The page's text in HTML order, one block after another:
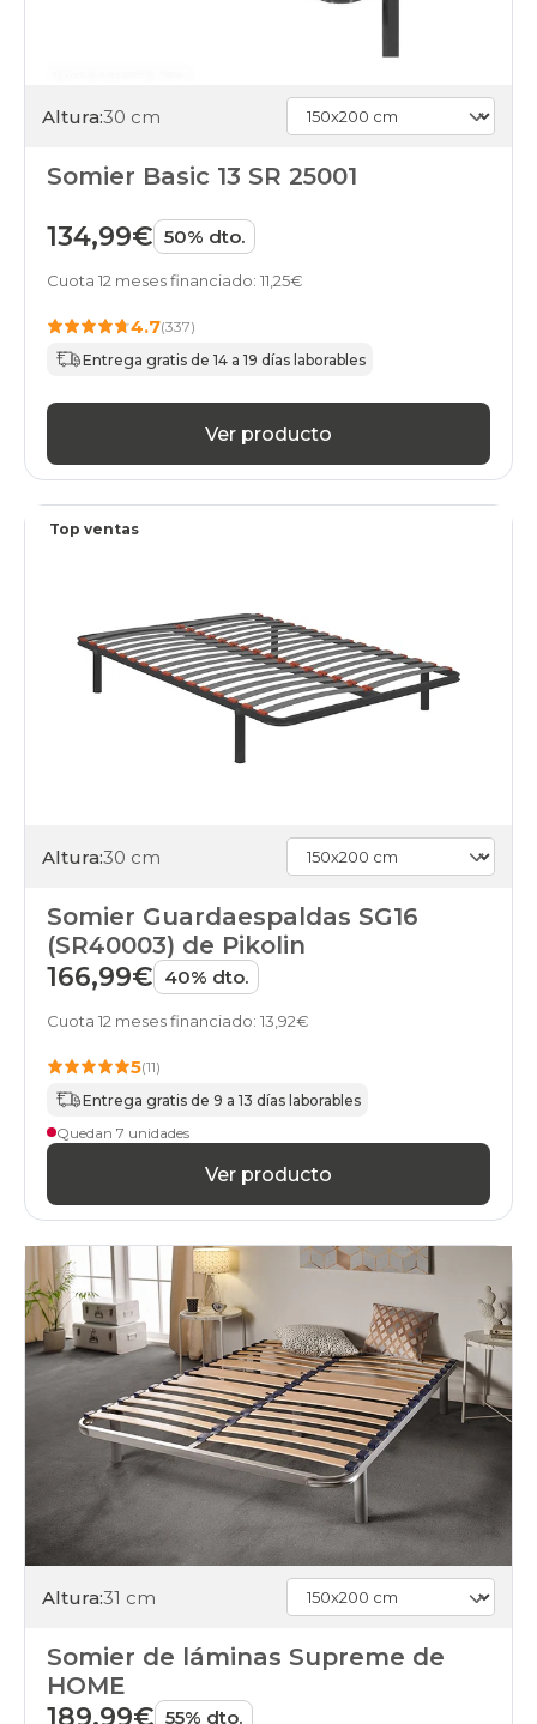
gama-
150x200cm
online
Altura:30 cm
Somier Basic 13 SR 25001
134,99€ 50% dto.
Cuota 12 meses financiado: 11,25€
4.7(337)
Entrega gratis de 14 a 19 días laborables
Ver producto
Top ventas
Altura:30 cm
Somier Guardaespaldas SG16
(SR40003) de Pikolin
166,99€ 40% dto.
Cuota 12 meses financiado: 13,92€
5(11)
Entrega gratis de 9 a 13 días laborables
Quedan 7 unidades
Ver producto
Altura:31 cm
Somier de láminas Supreme de
HOME
55% dto.